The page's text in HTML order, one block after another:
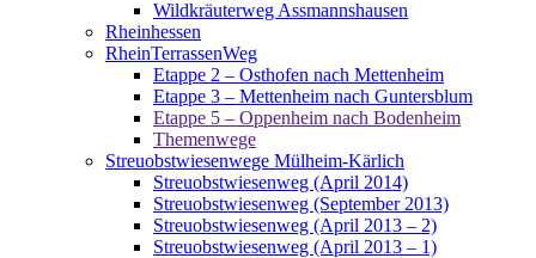
Wildkräuterweg Assmannshausen
Rheinhessen
RheinTerrassenWeg
Etappe 2 – Osthofen nach Mettenheim
Etappe 3 – Mettenheim nach Guntersblum
Etappe 5 – Oppenheim nach Bodenheim
Themenwege
Streuobstwiesenwege Mülheim-Kärlich
Streuobstwiesenweg (April 2014)
Streuobstwiesenweg (September 2013)
Streuobstwiesenweg (April 2013 – 2)
Streuobstwiesenweg (April 2013 – 1)